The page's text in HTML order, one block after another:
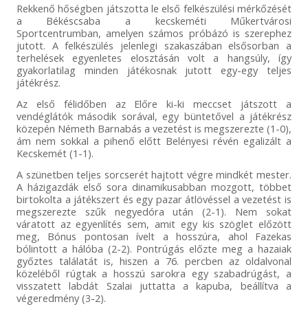
Rekkenő hőségben játszotta le első felkészülési mérkőzését
a Békéscsaba a kecskeméti Műkertvárosi
Sportcentrumban, amelyen számos próbázó is szerephez
jutott. A felkészülés jelenlegi szakaszában elsősorban a
terhelések egyenletes elosztásán volt a hangsúly, így
gyakorlatilag minden játékosnak jutott egy-egy teljes
játékrész.
Az első félidőben az Előre ki-ki meccset játszott a
vendéglátók második sorával, egy büntetővel a játékrész
közepén Németh Barnabás a vezetést is megszerezte (1-0),
ám nem sokkal a pihenő előtt Belényesi révén egalizált a
Kecskemét (1-1).
A szünetben teljes sorcserét hajtott végre mindkét mester.
A házigazdák első sora dinamikusabban mozgott, többet
birtokolta a játékszert és egy pazar átlövéssel a vezetést is
megszerezte szűk negyedóra után (2-1). Nem sokat
váratott az egyenlítés sem, amit egy kis szöglet előzött
meg, Bónus pontosan ívelt a hosszúra, ahol Fazekas
bólintott a hálóba (2-2). Pontrúgás előzte meg a hazaiak
győztes találatát is, hiszen a 76. percben az oldalvonal
közeléből rúgtak a hosszú sarokra egy szabadrúgást, a
visszatett labdát Szalai juttatta a kapuba, beállítva a
végeredmény (3-2).